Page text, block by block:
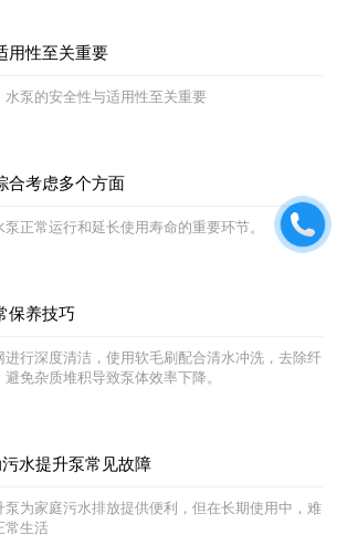
用性至关重要
水泵的安全性与适用性至关重要
合考虑多个方面
正常运行和延长使用寿命的重要环节。
保养技巧
进行深度清洁，使用软毛刷配合清水冲洗，去除纤
免杂质堆积导致泵体效率下降。
水提升泵常见故障
泵为家庭污水排放提供便利，但在长期使用中，难
常生活